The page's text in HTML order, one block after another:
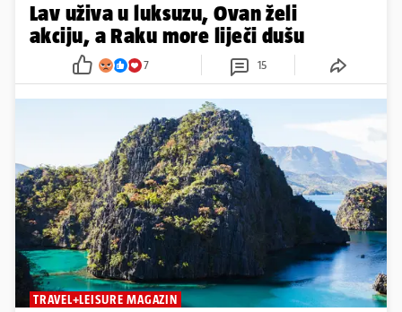
Lav uživa u luksuzu, Ovan želi
akciju, a Raku more liječi dušu
7 15
TRAVEL+LEISURE MAGAZIN